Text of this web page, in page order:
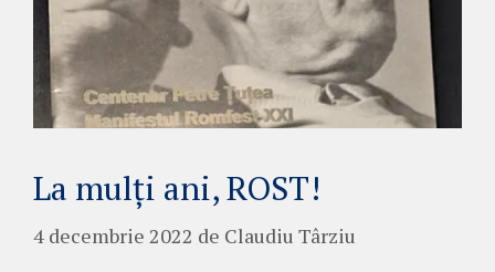
La mulți ani, ROST!
4 decembrie 2022 de Claudiu Târziu